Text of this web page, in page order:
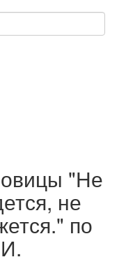
"Не
не
по